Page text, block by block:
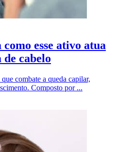
esse ativo atua
de cabelo
combate a queda capilar,
Composto por ...